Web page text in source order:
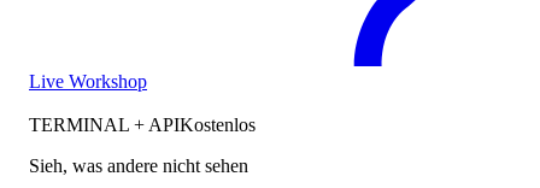
Live Workshop
TERMINAL + APIKostenlos
Sieh, was andere nicht sehen